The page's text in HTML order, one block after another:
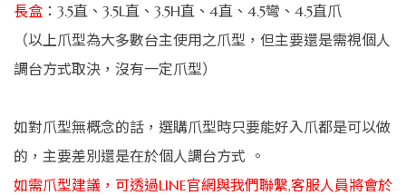
長盒 ：3.5直、3.5L直、3.5H直、4直、4.5彎、4.5直爪
（以上爪型為大多數台主使用之爪型，但主要還是需視個人
調台方式取決，沒有一定爪型）
如對爪型無概念的話，選購爪型時只要能好入爪都是可以做
的，主要差別還是在於個人調台方式 。
如需爪型建議，可透過LINE官網與我們聯繫,客服人員將會於